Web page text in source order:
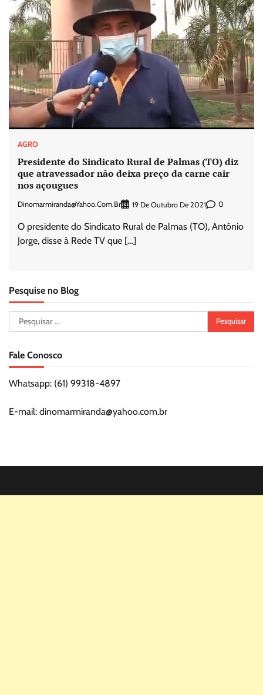
AGRO
Presidente do Sindicato Rural de Palmas (TO) diz
que atravessador não deixa preço da carne cair
nos açougues
Dinomarmiranda@yahoo.com.br 19 De Outubro De 2021 0
O presidente do Sindicato Rural de Palmas (TO), Antônio
Jorge, disse à Rede TV que […]
Pesquise no Blog
Pesquisar
por:
Fale Conosco
Whatsapp: (61) 99318-4897
E-mail: dinomarmiranda@yahoo.com.br